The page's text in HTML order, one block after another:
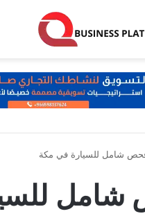
شامل للسيارة في مكة